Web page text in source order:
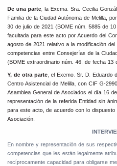
De una parte
la Excma. Sra. Cecilia
Familia de la Ciudad Autónoma de Melilla,
30 de julio de 2021 (BOME núm. 5885 de
facultada para este acto por Acuerdo del
agosto de 2021 relativo a la modificación
competencias entre Consejerías de la
(BOME extraordinario núm. 46, de fecha 13
Y, de otra parte , el Excmo. Sr. D. Eduardo
Centro Asistencial de Melilla, con CIF G-
Asamblea General de Asociados el día 16
representación de la referida Entidad sin
para este acto, de acuerdo con lo
Asociación.
En nombre y representación de sus
competencias que les están legalmente
recíprocamente capacidad para obligarse